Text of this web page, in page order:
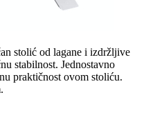
stolić od lagane i izdržljive
stabilnost. Jednostavno
praktičnost ovom stoliću.